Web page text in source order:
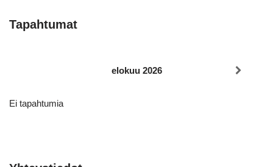
Tapahtumat
elokuu 2026
Ei tapahtumia